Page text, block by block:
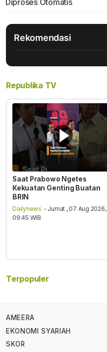
Diproses Otomatis
Rekomendasi
Republika TV
Saat Prabowo Ngetes
Kekuatan Genting Buatan
BRIN
Dailynews - Jumat , 07 Aug 2026,
09:45 WIB
Terpopuler
AMEERA
EKONOMI SYARIAH
SKOR